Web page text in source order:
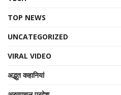
TOP NEWS
UNCATEGORIZED
VIRAL VIDEO
अद्भुत कहानियां